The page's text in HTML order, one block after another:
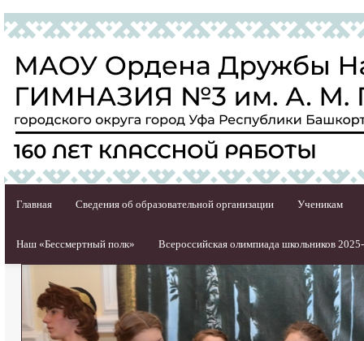
Главная Сведения об образовательной организации Ученикам
Наш «Бессмертный полк» Всероссийская олимпиада школьников